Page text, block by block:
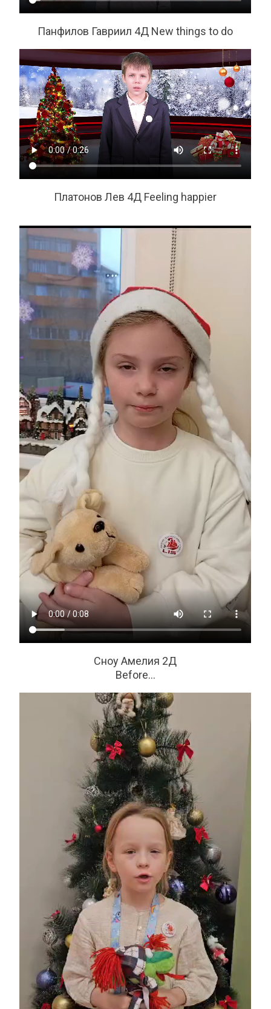
Панфилов Гавриил 4Д New things to do
Платонов Лев 4Д Feeling happier
Сноу Амелия 2Д
Before…